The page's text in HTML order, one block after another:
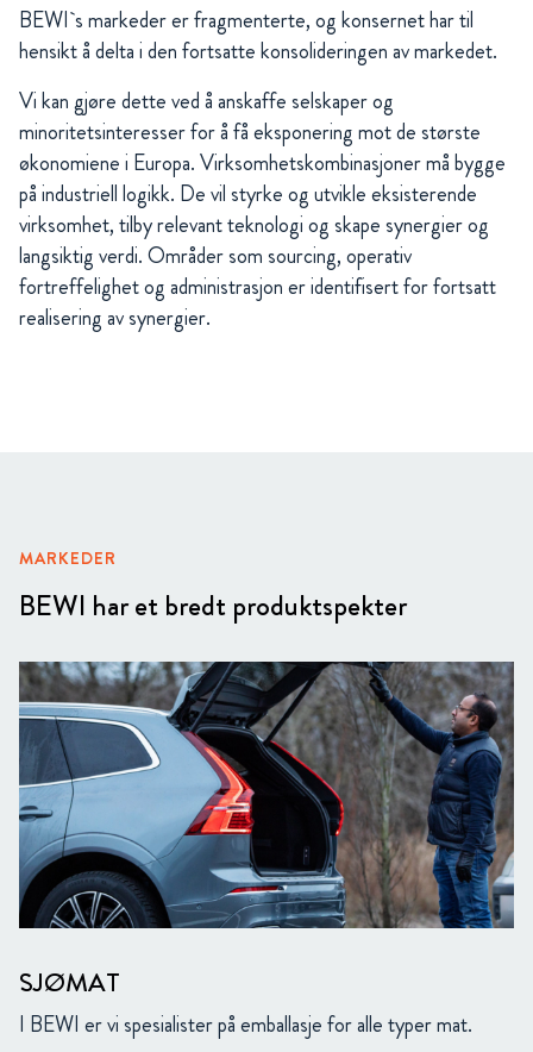
BEWI`s markeder er fragmenterte, og konsernet har til
hensikt å delta i den fortsatte konsolideringen av markedet.
Vi kan gjøre dette ved å anskaffe selskaper og
minoritetsinteresser for å få eksponering mot de største
økonomiene i Europa. Virksomhetskombinasjoner må bygge
på industriell logikk. De vil styrke og utvikle eksisterende
virksomhet, tilby relevant teknologi og skape synergier og
langsiktig verdi. Områder som sourcing, operativ
fortreffelighet og administrasjon er identifisert for fortsatt
realisering av synergier.
MARKEDER
BEWI har et bredt produktspekter
SJØMAT
I BEWI er vi spesialister på emballasje for alle typer mat.